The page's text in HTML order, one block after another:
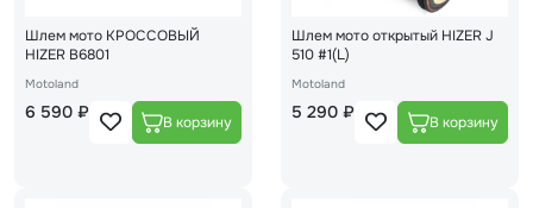
Шлем мото КРОССОВЫЙ
HIZER В6801
Motoland
6 590 ₽
Шлем мото открытый HIZER J
510 #1(L)
Motoland
5 290 ₽